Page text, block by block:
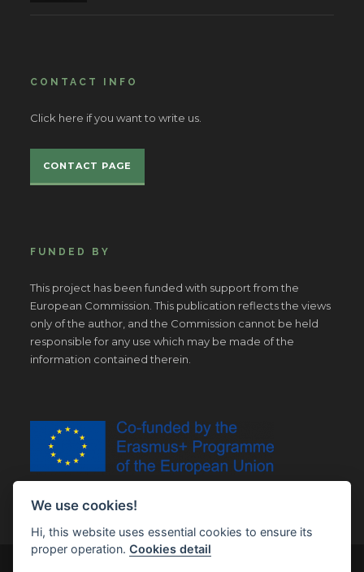
CONTACT INFO
Click here if you want to write us.
CONTACT PAGE
FUNDED BY
This project has been funded with support from the
European Commission. This publication reflects the views
only of the author, and the Commission cannot be held
responsible for any use which may be made of the
information contained therein.
We use cookies!
Hi, this website uses essential cookies to ensure its
proper operation.Cookies detail